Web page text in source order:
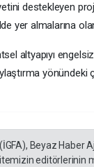
destekleyen
yer almalarına
altyapıyı
Beyaz Haber
editörlerinin